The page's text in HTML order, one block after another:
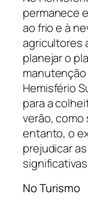
permanece
ao frio e à
agricultores
planejar o
Hemisfério
para a
verão, como
entanto, o
prejudicar
No Turismo